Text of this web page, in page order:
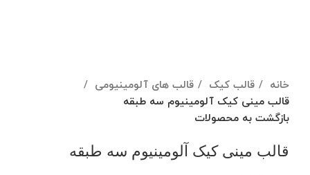
خانه
قالب کیک
قالب های آلومینیومی
قالب مینی کیک آلومینیوم سه طبقه
بازگشت به محصولات
قالب مینی کیک آلومینیوم سه طبقه